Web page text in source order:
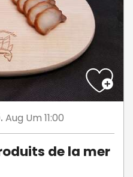
Aug Um 11:00
de la mer